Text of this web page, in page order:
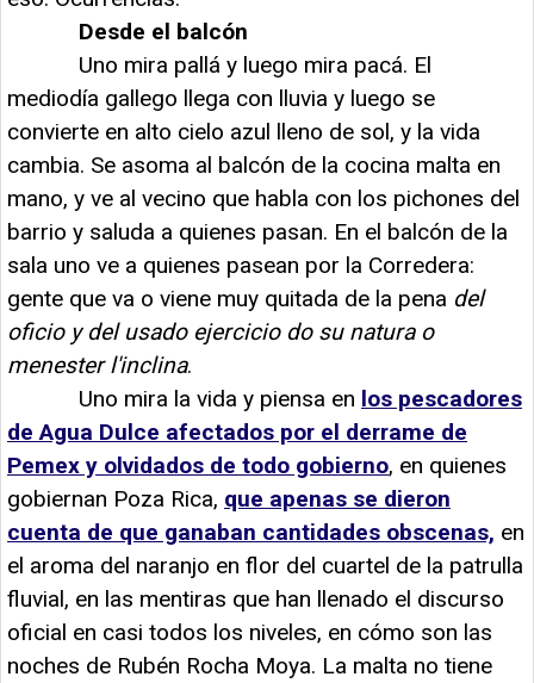
Desde el balcón
Uno mira pallá y luego mira pacá. El
mediodía gallego llega con lluvia y luego se
convierte en alto cielo azul lleno de sol, y la vida
cambia. Se asoma al balcón de la cocina malta en
mano, y ve al vecino que habla con los pichones del
barrio y saluda a quienes pasan. En el balcón de la
sala uno ve a quienes pasean por la Corredera:
gente que va o viene muy quitada de la pena del
oficio y del usado ejercicio do su natura o
menester l'inclina.
Uno mira la vida y piensa en los pescadores
de Agua Dulce afectados por el derrame de
Pemex y olvidados de todo gobierno, en quienes
gobiernan Poza Rica, que apenas se dieron
cuenta de que ganaban cantidades obscenas, en
el aroma del naranjo en flor del cuartel de la patrulla
fluvial, en las mentiras que han llenado el discurso
oficial en casi todos los niveles, en cómo son las
noches de Rubén Rocha Moya. La malta no tiene